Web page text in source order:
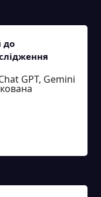
до
GPT, Gemini